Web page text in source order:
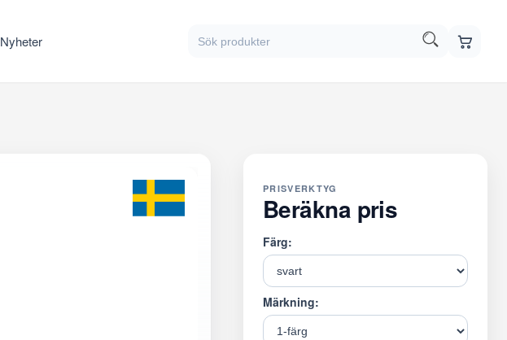
Nyheter
PRISVERKTYG
Beräkna pris
Färg:
Märkning: